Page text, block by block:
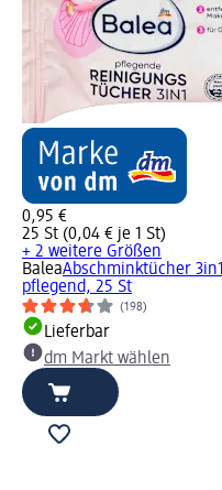
0,95 €
25 St (0,04 € je 1 St)
+ 2 weitere Größen
BaleaAbschminktücher 3in1
pflegend, 25 St
(198)
Lieferbar
dm Markt wählen